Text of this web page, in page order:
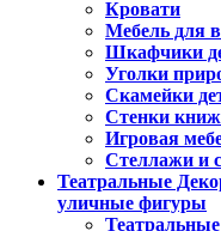
Кровати
Мебель для
Шкафчики
Уголки
Скамейки
Стенки
Игровая
Стеллажи и
Театральные
уличные фигуры